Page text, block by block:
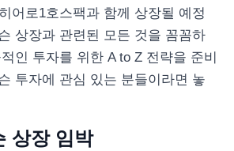
어로1호스팩과 함께 상장될 예정
상장과 관련된 모든 것을 꼼꼼하
인 투자를 위한 A to Z 전략을 준비
투자에 관심 있는 분들이라면 놓
상장 임박